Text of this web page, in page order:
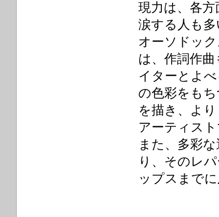
現力は、各
涙する人も多
オーソドッ
は、作詞作
イターとよ
の色彩をも
を描き、よ
アーティス
また、多彩
り、そのレ
ップスまで